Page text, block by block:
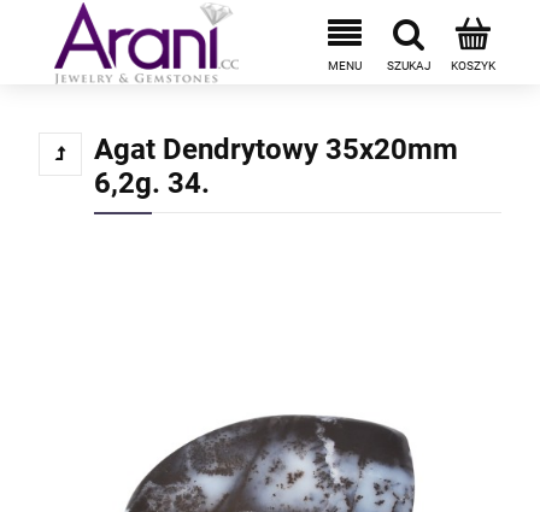
Agat Dendrytowy 35x20mm
6,2g. 34.